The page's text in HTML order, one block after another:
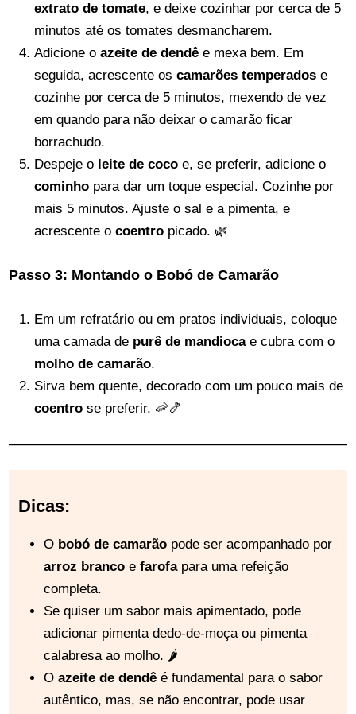
extrato de tomate, e deixe cozinhar por cerca de 5
minutos até os tomates desmancharem.
Adicione oazeite de dendê e mexa bem. Em
seguida, acrescente oscamarões temperados e
cozinhe por cerca de 5 minutos, mexendo de vez
em quando para não deixar o camarão ficar
borrachudo.
Despeje o leite de coco e, se preferir, adicione o
cominho para dar um toque especial. Cozinhe por
mais 5 minutos. Ajuste o sal e a pimenta, e
acrescente ocoentro picado. 🌿
Passo 3: Montando o Bobó de Camarão
Em um refratário ou em pratos individuais, coloque
uma camada de purê de mandiocae cubra com o
molho de camarão.
Sirva bem quente, decorado com um pouco mais de
coentro se preferir. 🦐🍤
Dicas:
O bobó de camarão pode ser acompanhado por
arroz branco efarofapara uma refeição
completa.
Se quiser um sabor mais apimentado, pode
adicionar pimenta dedo-de-moça ou pimenta
calabresa ao molho. 🌶️
Oazeite de dendê é fundamental para o sabor
autêntico, mas, se não encontrar, pode usar